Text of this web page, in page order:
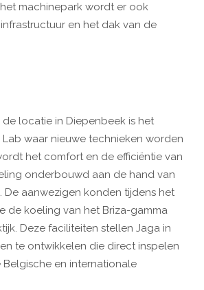
machinepark wordt er ook
en het dak van de
locatie in Diepenbeek is het
waar nieuwe technieken worden
het comfort en de efficiëntie van
onderbouwd aan de hand van
De aanwezigen konden tijdens het
de koeling van het Briza-gamma
Deze faciliteiten stellen Jaga in
te ontwikkelen die direct inspelen
en internationale